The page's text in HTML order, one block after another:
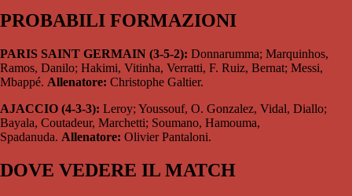
PROBABILI FORMAZIONI
PARIS SAINT GERMAIN (3-5-2): Donnarumma; Marquinhos,
Ramos, Danilo; Hakimi, Vitinha, Verratti, F. Ruiz, Bernat; Messi,
Mbappé. Allenatore: Christophe Galtier.
AJACCIO (4-3-3): Leroy; Youssouf, O. Gonzalez, Vidal, Diallo;
Bayala, Coutadeur, Marchetti; Soumano, Hamouma,
Spadanuda. Allenatore: Olivier Pantaloni.
DOVE VEDERE IL MATCH